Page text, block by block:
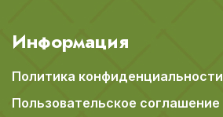
Информация
Политика конфиденциальности
Пользовательское соглашение